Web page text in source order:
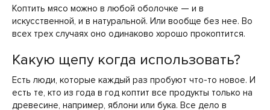
Коптить мясо можно в любой оболочке — и в
искусственной, и в натуральной. Или вообще без нее. Во
всех трех случаях оно одинаково хорошо прокоптится.
Какую щепу когда использовать?
Есть люди, которые каждый раз пробуют что-то новое. И
есть те, кто из года в год коптит все продукты только на
древесине, например, яблони или бука. Все дело в